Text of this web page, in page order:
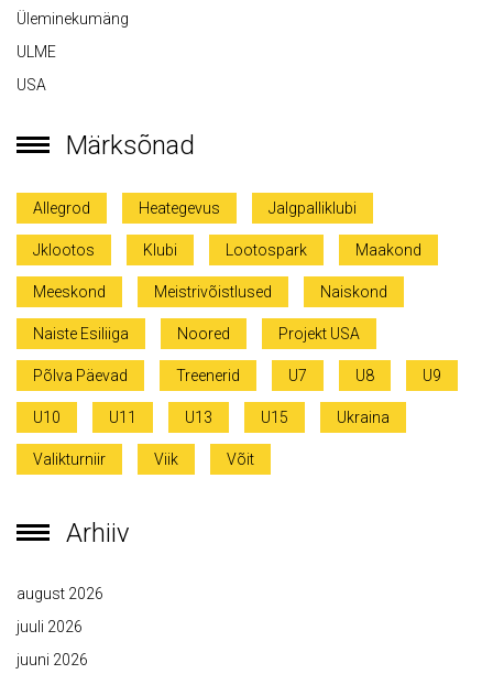
Üleminekumäng
ULME
USA
Märksõnad
Allegrod Heategevus Jalgpalliklubi
Jklootos Klubi Lootospark Maakond
Meeskond Meistrivõistlused Naiskond
Naiste Esiliiga Noored Projekt USA
Põlva Päevad Treenerid U7 U8 U9
U10 U11 U13 U15 Ukraina
Valikturniir Viik Võit
Arhiiv
august 2026
juuli 2026
juuni 2026